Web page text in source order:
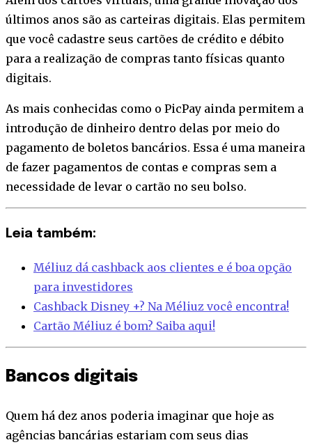
últimos anos são as carteiras digitais. Elas permitem
que você cadastre seus cartões de crédito e débito
para a realização de compras tanto físicas quanto
digitais.
As mais conhecidas como o PicPay ainda permitem a
introdução de dinheiro dentro delas por meio do
pagamento de boletos bancários. Essa é uma maneira
de fazer pagamentos de contas e compras sem a
necessidade de levar o cartão no seu bolso.
Leia também:
Méliuz dá cashback aos clientes e é boa opção
para investidores
Cashback Disney +? Na Méliuz você encontra!
Cartão Méliuz é bom? Saiba aqui!
Bancos digitais
Quem há dez anos poderia imaginar que hoje as
agências bancárias estariam com seus dias